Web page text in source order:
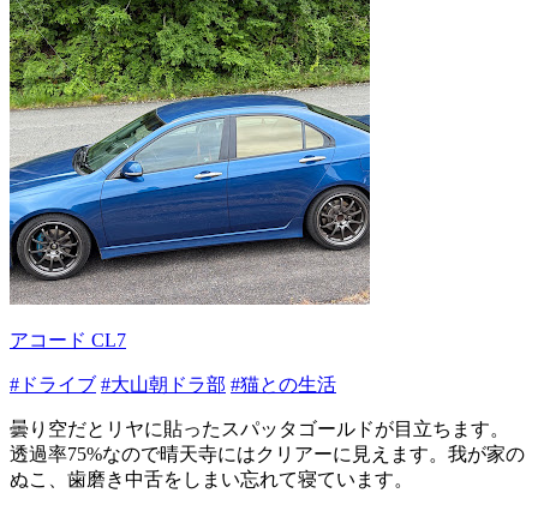
アコード CL7
#ドライブ #大山朝ドラ部 #猫との生活
曇り空だとリヤに貼ったスパッタゴールドが目立ちます。
透過率75%なので晴天寺にはクリアーに見えます。我が家の
ぬこ、歯磨き中舌をしまい忘れて寝ています。